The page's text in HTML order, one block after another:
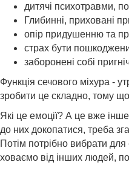
дитячі психотравми,
Глибинні, приховані
опір придушенню та
страх бути
заборонені собі
Функція сечового міхура -
зробити це складно, тому
Які це емоції? А це вже
до них докопатися, треба
Потім потрібно вибрати
ховаємо від інших людей,